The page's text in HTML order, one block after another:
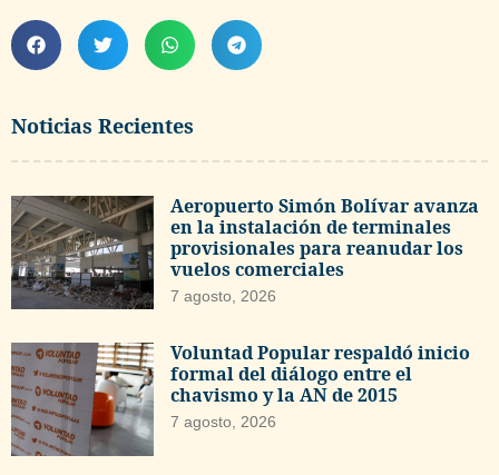
Noticias Recientes
Aeropuerto Simón Bolívar avanza
en la instalación de terminales
provisionales para reanudar los
vuelos comerciales
7 agosto, 2026
Voluntad Popular respaldó inicio
formal del diálogo entre el
chavismo y la AN de 2015
7 agosto, 2026